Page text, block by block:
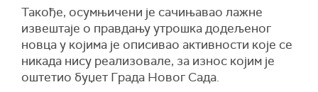
Такође, осумњичени је сачињавао лажне
извештаје о правдању утрошка додељеног
новца у којима је описивао активности које се
никада нису реализовале, за износ којим је
оштетио буџет Града Новог Сада.